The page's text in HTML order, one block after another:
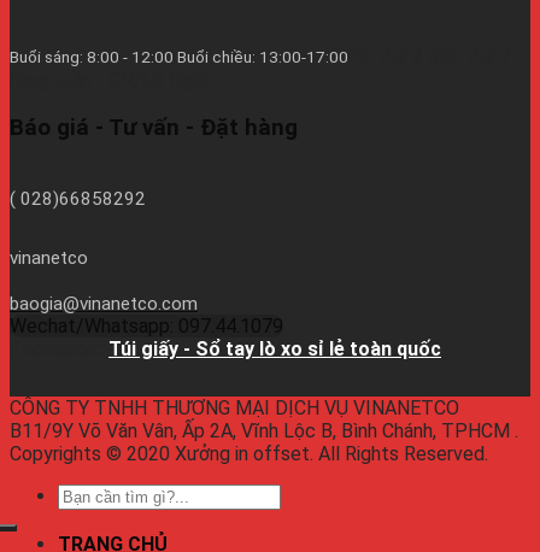
Buổi sáng: 8:00 - 12:00 Buổi chiều: 13:00-17:00
Báo giá - Tư vấn - Đặt hàng
( 028)66858292
vinanetco
baogia@vinanetco.com
Wechat/Whatsapp: 097.44.1079
Túi giấy - Sổ tay lò xo sỉ lẻ toàn quốc
CÔNG TY TNHH THƯƠNG MẠI DỊCH VỤ VINANETCO
B11/9Y Võ Văn Vân, Ấp 2A, Vĩnh Lộc B, Bình Chánh, TPHCM .
Copyrights © 2020 Xưởng in offset. All Rights Reserved.
TRANG CHỦ